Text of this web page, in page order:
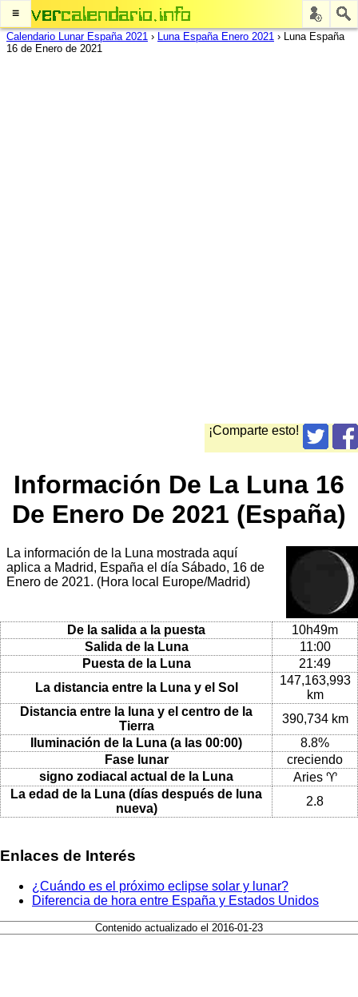
≡
Calendario Lunar España 2021 › Luna España Enero 2021 › Luna España
16 de Enero de 2021
¡Comparte esto!
Información De La Luna 16
De Enero De 2021 (España)
La información de la Luna mostrada aquí
aplica a Madrid, España el día Sábado, 16 de
Enero de 2021. (Hora local Europe/Madrid)
De la salida a la puesta
10h49m
Salida de la Luna
11:00
Puesta de la Luna
21:49
La distancia entre la Luna y el Sol
147,163,993
km
Distancia entre la luna y el centro de la
Tierra
390,734 km
Iluminación de la Luna (a las 00:00)
8.8%
Fase lunar
creciendo
signo zodiacal actual de la Luna
Aries ♈
La edad de la Luna (días después de luna
nueva)
2.8
Enlaces de Interés
¿Cuándo es el próximo eclipse solar y lunar?
Diferencia de hora entre España y Estados Unidos
Contenido actualizado el 2016-01-23